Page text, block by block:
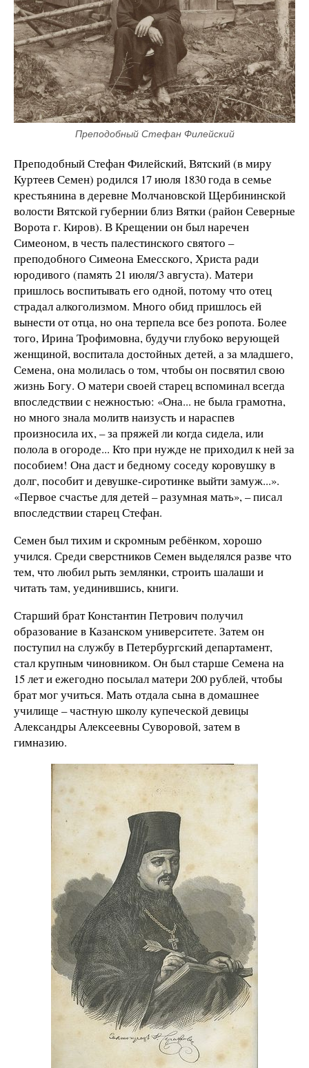
Преподобный Стефан Филейский
Преподобный Стефан Филейский, Вятский (в миру
Куртеев Семен) родился 17 июля 1830 года в семье
крестьянина в деревне Молчановской Щербининской
волости Вятской губернии близ Вятки (район Северные
Ворота г. Киров). В Крещении он был наречен
Симеоном, в честь палестинского святого –
преподобного Симеона Емесского, Христа ради
юродивого (память 21 июля/3 августа). Матери
пришлось воспитывать его одной, потому что отец
страдал алкоголизмом. Много обид пришлось ей
вынести от отца, но она терпела все без ропота. Более
того, Ирина Трофимовна, будучи глубоко верующей
женщиной, воспитала достойных детей, а за младшего,
Семена, она молилась о том, чтобы он посвятил свою
жизнь Богу. О матери своей старец вспоминал всегда
впоследствии с нежностью: «Она... не была грамотна,
но много знала молитв наизусть и нараспев
произносила их, – за пряжей ли когда сидела, или
полола в огороде... Кто при нужде не приходил к ней за
пособием! Она даст и бедному соседу коровушку в
долг, пособит и девушке-сиротинке выйти замуж...».
«Первое счастье для детей – разумная мать», – писал
впоследствии старец Стефан.
Семен был тихим и скромным ребёнком, хорошо
учился. Среди сверстников Семен выделялся разве что
тем, что любил рыть землянки, строить шалаши и
читать там, уединившись, книги.
Старший брат Константин Петрович получил
образование в Казанском университете. Затем он
поступил на службу в Петербургский департамент,
стал крупным чиновником. Он был старше Семена на
15 лет и ежегодно посылал матери 200 рублей, чтобы
брат мог учиться. Мать отдала сына в домашнее
училище – частную школу купеческой девицы
Александры Алексеевны Суворовой, затем в
гимназию.